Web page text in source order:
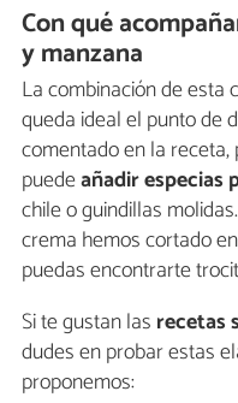
Con qué
y manzana
La combinación de esta
queda ideal el punto de
comentado en la
puedeañadir especias
chile o guindillas
crema hemos cortado
puedas encontrarte
Si te gustan las recetas
dudes en probar estas
proponemos: